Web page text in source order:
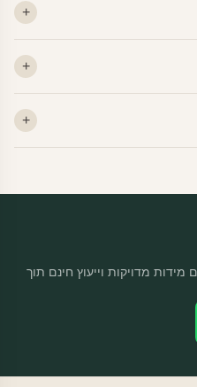
מט.
מדויקות וייעוץ חינם תוך